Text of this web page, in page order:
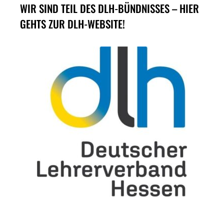
WIR SIND TEIL DES DLH-BÜNDNISSES – HIER
GEHTS ZUR DLH-WEBSITE!